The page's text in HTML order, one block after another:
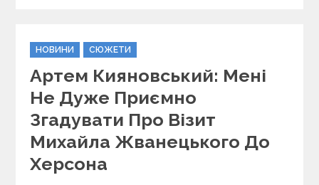
C
a
t
e
g
o
r
i
e
НОВИНИ СЮЖЕТИ
Артем Кияновський: Мені
Не Дуже Приємно
Згадувати Про Візит
Михайла Жванецького До
Херсона